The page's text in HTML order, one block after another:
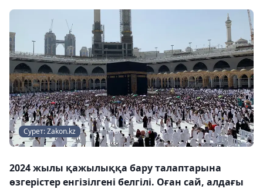
Сурет: Zakon.kz
2024 жылы қажылыққа бару талаптарына
өзгерістер енгізілгені белгілі. Оған сай, алдағы